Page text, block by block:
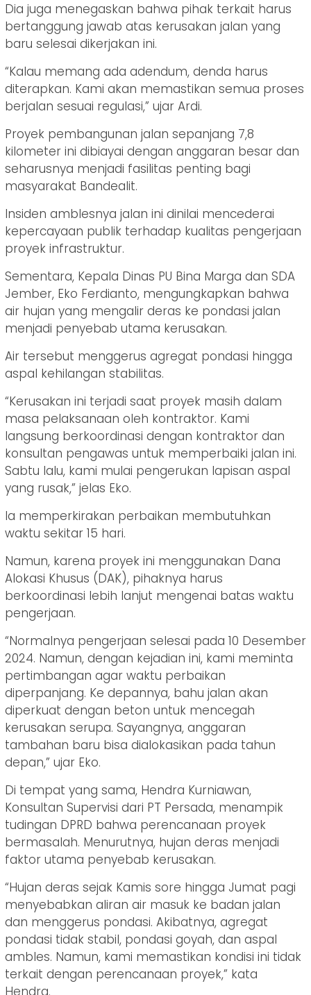
Dia juga menegaskan bahwa pihak terkait harus
bertanggung jawab atas kerusakan jalan yang
baru selesai dikerjakan ini.
“Kalau memang ada adendum, denda harus
diterapkan. Kami akan memastikan semua proses
berjalan sesuai regulasi,” ujar Ardi.
Proyek pembangunan jalan sepanjang 7,8
kilometer ini dibiayai dengan anggaran besar dan
seharusnya menjadi fasilitas penting bagi
masyarakat Bandealit.
Insiden amblesnya jalan ini dinilai mencederai
kepercayaan publik terhadap kualitas pengerjaan
proyek infrastruktur.
Sementara, Kepala Dinas PU Bina Marga dan SDA
Jember, Eko Ferdianto, mengungkapkan bahwa
air hujan yang mengalir deras ke pondasi jalan
menjadi penyebab utama kerusakan.
Air tersebut menggerus agregat pondasi hingga
aspal kehilangan stabilitas.
“Kerusakan ini terjadi saat proyek masih dalam
masa pelaksanaan oleh kontraktor. Kami
langsung berkoordinasi dengan kontraktor dan
konsultan pengawas untuk memperbaiki jalan ini.
Sabtu lalu, kami mulai pengerukan lapisan aspal
yang rusak,” jelas Eko.
Ia memperkirakan perbaikan membutuhkan
waktu sekitar 15 hari.
Namun, karena proyek ini menggunakan Dana
Alokasi Khusus (DAK), pihaknya harus
berkoordinasi lebih lanjut mengenai batas waktu
pengerjaan.
“Normalnya pengerjaan selesai pada 10 Desember
2024. Namun, dengan kejadian ini, kami meminta
pertimbangan agar waktu perbaikan
diperpanjang. Ke depannya, bahu jalan akan
diperkuat dengan beton untuk mencegah
kerusakan serupa. Sayangnya, anggaran
tambahan baru bisa dialokasikan pada tahun
depan,” ujar Eko.
Di tempat yang sama, Hendra Kurniawan,
Konsultan Supervisi dari PT Persada, menampik
tudingan DPRD bahwa perencanaan proyek
bermasalah. Menurutnya, hujan deras menjadi
faktor utama penyebab kerusakan.
“Hujan deras sejak Kamis sore hingga Jumat pagi
menyebabkan aliran air masuk ke badan jalan
dan menggerus pondasi. Akibatnya, agregat
pondasi tidak stabil, pondasi goyah, dan aspal
ambles. Namun, kami memastikan kondisi ini tidak
terkait dengan perencanaan proyek,” kata